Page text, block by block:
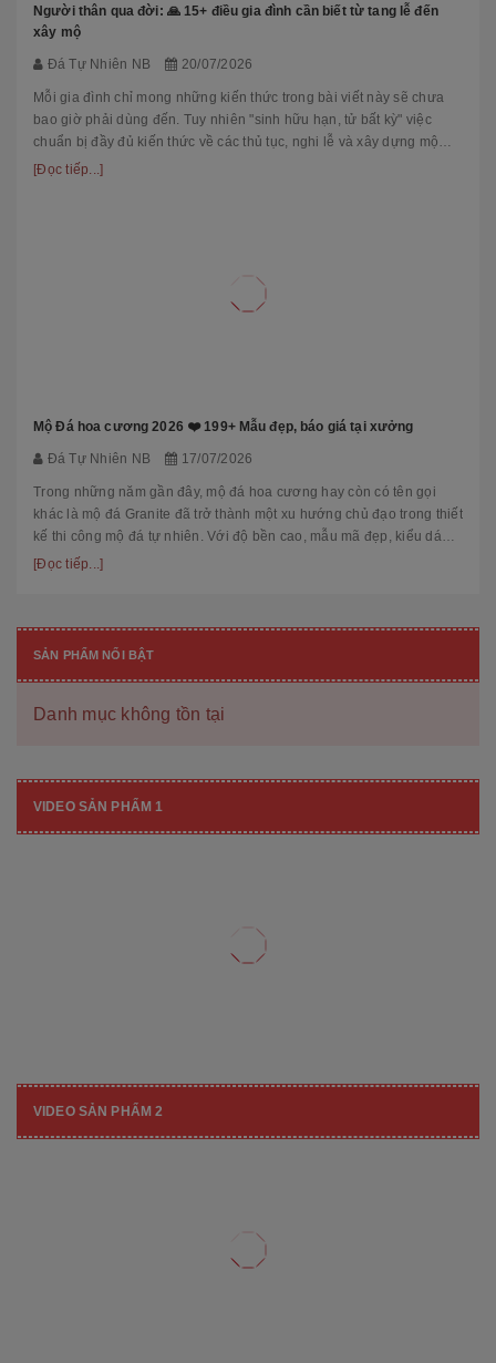
Người thân qua đời: 🙏 15+ điều gia đình cần biết từ tang lễ đến
xây mộ
Đá Tự Nhiên NB 20/07/2026
Mỗi gia đình chỉ mong những kiến thức trong bài viết này sẽ chưa
bao giờ phải dùng đến. Tuy nhiên "sinh hữu hạn, tử bất kỳ" việc
chuẩn bị đầy đủ kiến thức về các thủ tục, nghi lễ và xây dựng mộ
phầ...
[Đọc tiếp...]
Mộ Đá hoa cương 2026 ❤️ 199+ Mẫu đẹp, báo giá tại xưởng
Đá Tự Nhiên NB 17/07/2026
Trong những năm gần đây, mộ đá hoa cương hay còn có tên gọi
khác là mộ đá Granite đã trở thành một xu hướng chủ đạo trong thiết
kế thi công mộ đá tự nhiên. Với độ bền cao, mẫu mã đẹp, kiểu dáng
hiệ...
[Đọc tiếp...]
SẢN PHẨM NỔI BẬT
Danh mục không tồn tại
VIDEO SẢN PHẨM 1
VIDEO SẢN PHẨM 2